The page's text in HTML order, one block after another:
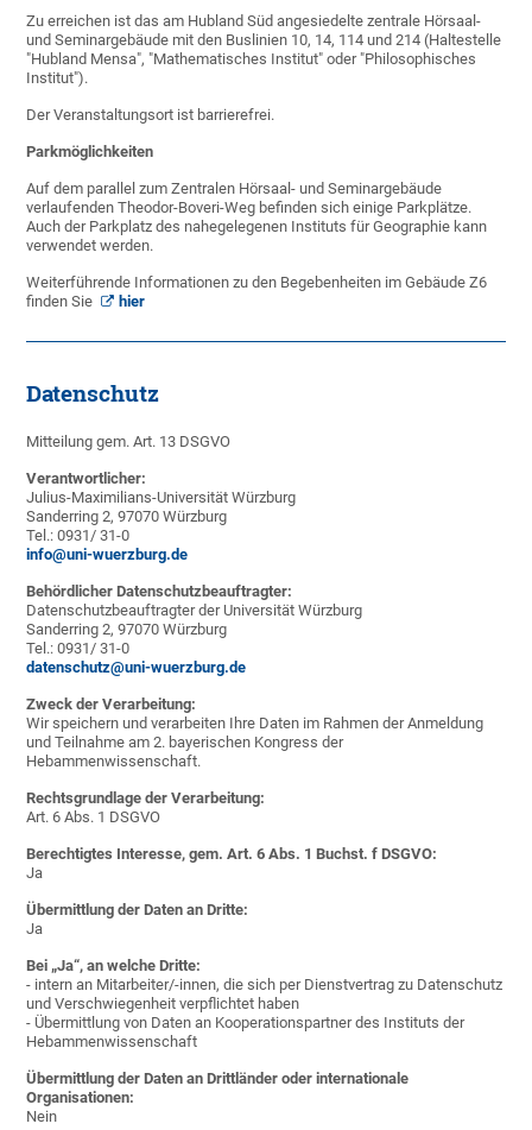
Zu erreichen ist das am Hubland Süd angesiedelte zentrale Hörsaal-
und Seminargebäude mit den Buslinien 10, 14, 114 und 214 (Haltestelle
"Hubland Mensa", "Mathematisches Institut" oder "Philosophisches
Institut").
Der Veranstaltungsort ist barrierefrei.
Parkmöglichkeiten
Auf dem parallel zum Zentralen Hörsaal- und Seminargebäude
verlaufenden Theodor-Boveri-Weg befinden sich einige Parkplätze.
Auch der Parkplatz des nahegelegenen Instituts für Geographie kann
verwendet werden.
Weiterführende Informationen zu den Begebenheiten im Gebäude Z6
finden Sie
hier
Datenschutz
Mitteilung gem. Art. 13 DSGVO
Verantwortlicher:
Julius-Maximilians-Universität Würzburg
Sanderring 2, 97070 Würzburg
Tel.: 0931/ 31-0
info@uni-wuerzburg.de
Behördlicher Datenschutzbeauftragter:
Datenschutzbeauftragter der Universität Würzburg
Sanderring 2, 97070 Würzburg
Tel.: 0931/ 31-0
datenschutz@uni-wuerzburg.de
Zweck der Verarbeitung:
Wir speichern und verarbeiten Ihre Daten im Rahmen der Anmeldung
und Teilnahme am 2. bayerischen Kongress der
Hebammenwissenschaft.
Rechtsgrundlage der Verarbeitung:
Art. 6 Abs. 1 DSGVO
Berechtigtes Interesse, gem. Art. 6 Abs. 1 Buchst. f DSGVO:
Ja
Übermittlung der Daten an Dritte:
Ja
Bei „Ja“, an welche Dritte:
- intern an Mitarbeiter/-innen, die sich per Dienstvertrag zu Datenschutz
und Verschwiegenheit verpflichtet haben
- Übermittlung von Daten an Kooperationspartner des Instituts der
Hebammenwissenschaft
Übermittlung der Daten an Drittländer oder internationale
Organisationen:
Nein